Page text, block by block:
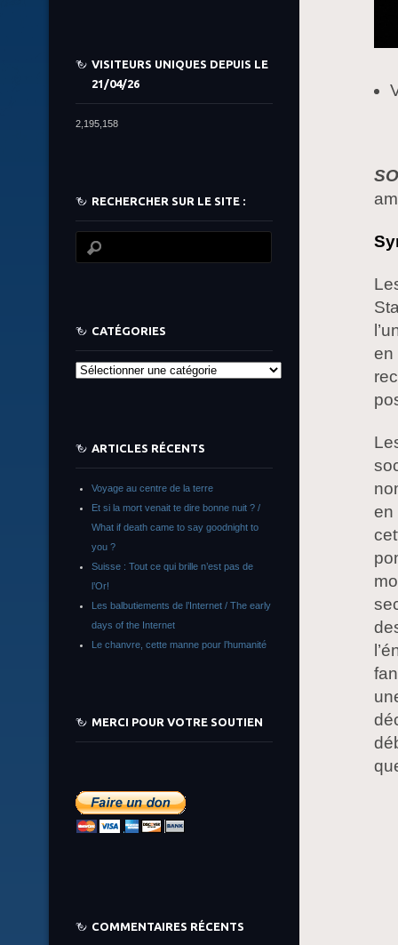
en
en
VISITEURS UNIQUES DEPUIS LE
21/04/26
2,195,158
RECHERCHER SUR LE SITE :
CATÉGORIES
Catégories
ARTICLES RÉCENTS
Voyage au centre de la terre
Et si la mort venait te dire bonne nuit ? /
What if death came to say goodnight to
you ?
Suisse : Tout ce qui brille n’est pas de
l’Or!
Les balbutiements de l’Internet / The early
days of the Internet
Le chanvre, cette manne pour l’humanité
MERCI POUR VOTRE SOUTIEN
COMMENTAIRES RÉCENTS